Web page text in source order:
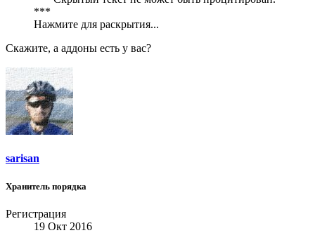
***
Нажмите для раскрытия...
Скажите, а аддоны есть у вас?
sarisan
Хранитель порядка
Регистрация
19 Окт 2016